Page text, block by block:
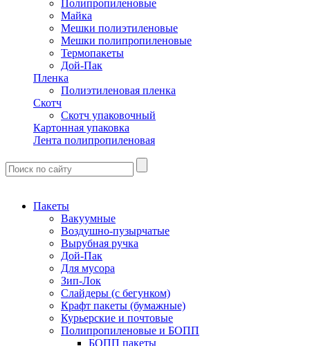
Полипропиленовые
Майка
Мешки полиэтиленовые
Мешки полипропиленовые
Термопакеты
Дой-Пак
Пленка
Полиэтиленовая пленка
Скотч
Скотч упаковочный
Картонная упаковка
Лента полипропиленовая
Пакеты
Вакуумные
Воздушно-пузырчатые
Вырубная ручка
Дой-Пак
Для мусора
Зип-Лок
Слайдеры (с бегунком)
Крафт пакеты (бумажные)
Курьерские и почтовые
Полипропиленовые и БОПП
БОПП пакеты